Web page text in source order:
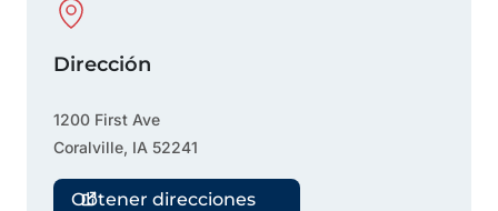
Physical Location
Dirección
1200 First Ave
Coralville, IA 52241
Obtener direcciones